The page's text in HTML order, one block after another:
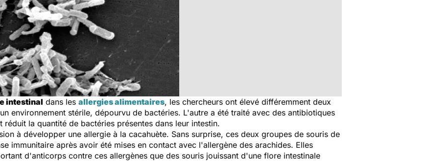
intestinal dans les allergies alimentaires, les chercheurs ont élevé différemment deux
environnement stérile, dépourvu de bactéries. L'autre a été traité avec des antibiotiques
la quantité de bactéries présentes dans leur intestin.
à développer une allergie à la cacahuète. Sans surprise, ces deux groupes de souris de
immunitaire après avoir été mises en contact avec l'allergène des arachides. Elles
d'anticorps contre ces allergènes que des souris jouissant d'une flore intestinale